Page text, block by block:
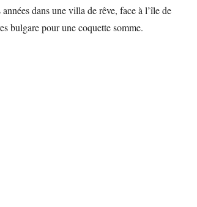
dans une villa de rêve, face à l’île de
bulgare pour une coquette somme.